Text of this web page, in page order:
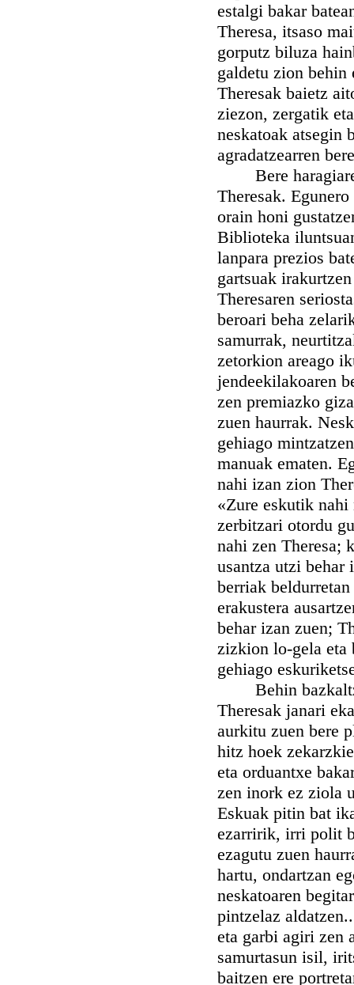
estalgi bakar
Theresa, itsaso
gorputz biluza
galdetu zion behin
Theresak baietz
ziezon, zergatik
neskatoak atsegin
agradatzearren
Bere haragiaren
Theresak.
orain honi
Biblioteka
lanpara prezios
gartsuak
Theresaren
beroari beha
samurrak,
zetorkion areago
jendeekilakoaren
zen premiazko
zuen haurrak.
gehiago
manuak ematen.
nahi izan zion
«Zure eskutik
zerbitzari otordu
nahi zen Theresa;
usantza utzi behar
berriak
erakustera
behar izan zuen;
zizkion lo-gela eta
gehiago
Behin
Theresak janari
aurkitu zuen bere
hitz hoek
eta orduantxe
zen inork ez ziola
Eskuak pitin bat
ezarririk, irri polit
ezagutu zuen
hartu, ondartzan
neskatoaren
pintzelaz
eta garbi agiri zen
samurtasun isil,
baitzen ere